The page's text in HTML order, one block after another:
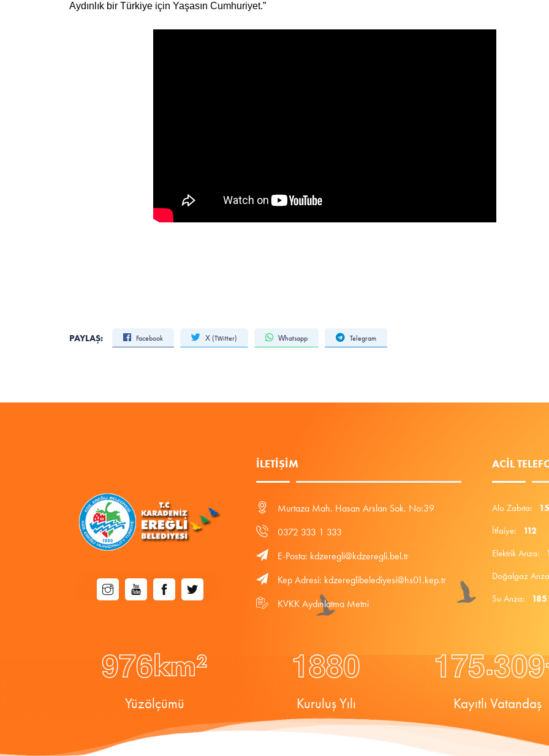
Aydınlık bir Türkiye için Yaşasın Cumhuriyet.”
PAYLAŞ: Facebook X (Twitter) Whatsapp Telegram
İLETIŞIM
Murtaza Mah. Hasan Arslan Sok. No:39
0372 333 1 333
E-Posta: kdzeregli@kdzeregli.bel.tr
Kep Adresi: kdzereglibelediyesi@hs01.kep.tr
KVKK Aydınlatma Metni
ACIL
Alo Zabıta:
İtfaiye: 112
Elektrik Arıza:
Doğalgaz
Su Arıza: 185
976km²
Yüzölçümü
1880
Kuruluş Yılı
175.309
Kayıtlı Vatandaş